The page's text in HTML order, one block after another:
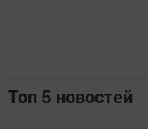
Топ 5 новостей